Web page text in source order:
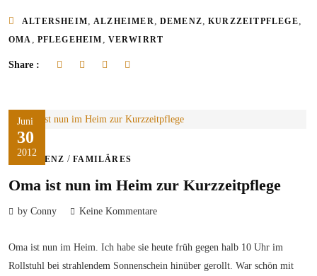
ALTERSHEIM, ALZHEIMER, DEMENZ,KURZZEITPFLEGE,
OMA , PFLEGEHEIM , VERWIRRT
Share :
Juni
30
2012
DEMENZ /FAMILÄRES
Oma ist nun im Heim zur Kurzzeitpflege
by Conny Keine Kommentare
Oma ist nun im Heim. Ich habe sie heute früh gegen halb 10 Uhr im
Rollstuhl bei strahlendem Sonnenschein hinüber gerollt. War schön mit